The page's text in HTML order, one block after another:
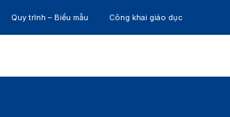
Quy trình – Biểu mẫu Công khai giáo dục